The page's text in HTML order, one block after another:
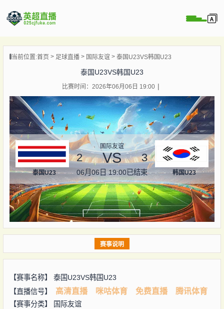
播
像
闻
当前位置:首页 足球直播 国际友谊 泰国U23VS韩国U23
泰国U23VS韩国U23
比赛时间：2026年06月06日 19:00
泰国U23
国际友谊
2 VS 3
06月06日 19:00已结束 韩国U23
赛事说明
【赛事名称】 泰国U23VS韩国U23
【直播信号】
高清直播 咪咕体育 免费直播 腾讯体育
【赛事分类】
国际友谊